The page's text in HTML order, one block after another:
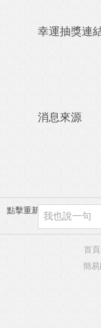
幸運抽獎連
消息來源
點擊重新加載
首頁
簡易